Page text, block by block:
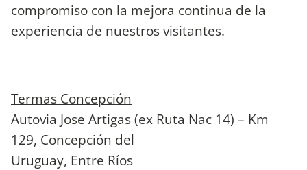
compromiso con la mejora continua de la
experiencia de nuestros visitantes.
Termas Concepción
Autovia Jose Artigas (ex Ruta Nac 14) – Km
129, Concepción del
Uruguay, Entre Ríos